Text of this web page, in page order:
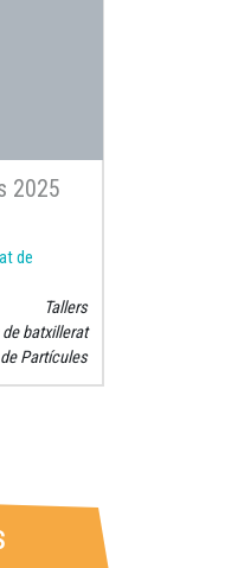
2025
de
Tallers
batxillerat
Partícules